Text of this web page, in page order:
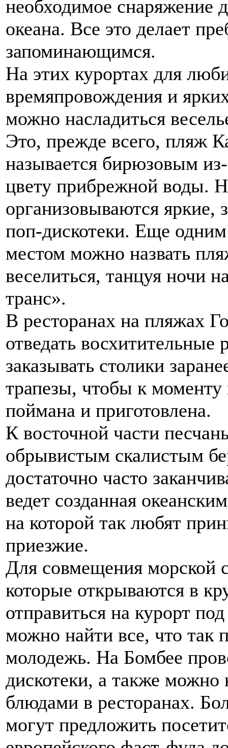
необходимое снаряжение
океана. Все это делает
запоминающимся.
На этих курортах для
времяпровождения и
можно насладиться
Это, прежде всего, пляж
называется бирюзовым
цвету прибрежной воды.
организовываются яркие,
поп-дискотеки. Еще
местом можно назвать
веселиться, танцуя ночи
транс».
В ресторанах на пляжах
отведать
заказывать столики
трапезы, чтобы к
поймана и приготовлена.
К восточной части
обрывистым скалистым
достаточно часто
ведет созданная
на которой так любят
приезжие.
Для совмещения морской
которые открываются в
отправиться на курорт
можно найти все, что так
молодежь. На Бомбее
дискотеки, а также можно
блюдами в ресторанах.
могут предложить